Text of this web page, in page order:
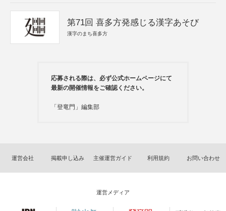
第71回 喜多方発感じる漢字あそび
漢字のまち喜多方
応募される際は、必ず公式ホームページにて
最新の開催情報をご確認ください。
「登竜門」編集部
運営会社 掲載申し込み 主催運営ガイド 利用規約 お問い合わせ
運営メディア